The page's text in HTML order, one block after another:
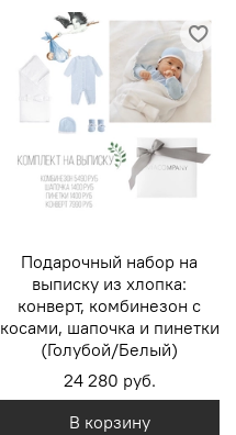
Подарочный набор на
выписку из хлопка:
конверт, комбинезон с
косами, шапочка и пинетки
(Голубой/Белый)
24 280 руб.
В корзину